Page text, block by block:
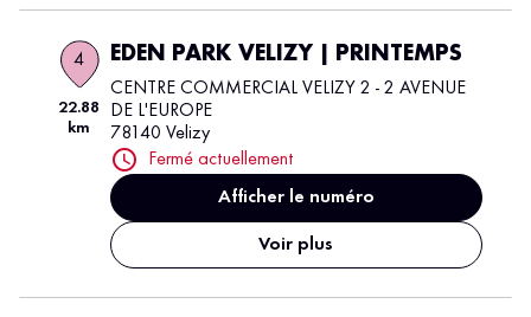
4
22.88
km
EDEN PARK VELIZY | PRINTEMPS
CENTRE COMMERCIAL VELIZY 2 - 2 AVENUE
DE L'EUROPE
78140 Velizy
Fermé actuellement
Afficher le numéro
Voir plus